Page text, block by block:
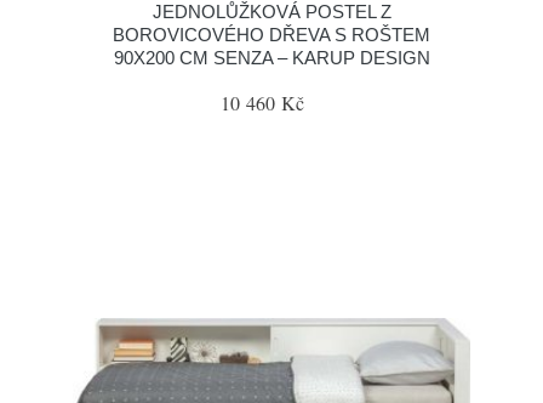
JEDNOLŮŽKOVÁ POSTEL Z
BOROVICOVÉHO DŘEVA S ROŠTEM
90X200 CM SENZA – KARUP DESIGN
10 460 Kč